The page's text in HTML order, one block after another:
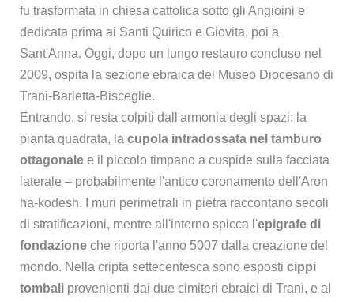
fu trasformata in chiesa cattolica sotto gli Angioini e
dedicata prima ai Santi Quirico e Giovita, poi a
Sant'Anna. Oggi, dopo un lungo restauro concluso nel
2009, ospita la sezione ebraica del Museo Diocesano di
Trani-Barletta-Bisceglie.
Entrando, si resta colpiti dall'armonia degli spazi: la
pianta quadrata, la cupola intradossata nel tamburo
ottagonalee il piccolo timpano a cuspide sulla facciata
laterale – probabilmente l'antico coronamento dell'Aron
ha-kodesh. I muri perimetrali in pietra raccontano secoli
di stratificazioni, mentre all'interno spicca l'epigrafe di
fondazioneche riporta l'anno 5007 dalla creazione del
mondo. Nella cripta settecentesca sono esposti cippi
tombaliprovenienti dai due cimiteri ebraici di Trani, e al